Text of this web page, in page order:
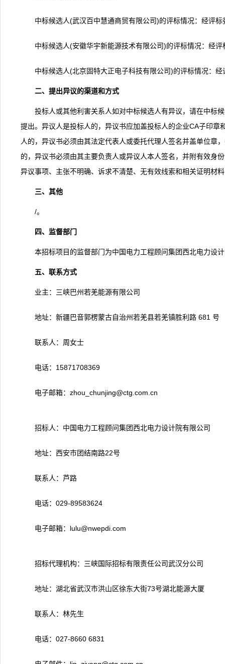
中标候选人(武汉百中慧通商贸有限公司)的评标情况：经评
中标候选人(安徽华宇新能源技术有限公司)的评标情况：经
中标候选人(北京固特大正电子科技有限公司)的评标情况：
二、提出异议的渠道和方式
投标人或其他利害关系人如对中标候选人有异议，请在中标
提出。异议人是投标人的，异议书应加盖投标人的企业CA子印
人的，异议书必须由其法定代表人或委托代理人签名并盖单位章
的，异议书必须由其主要负责人或异议人本人签名，并附有效身
异议事项、主张不明确、诉求不清楚、无有效线索和相关证明材
三、其他
/。
四、监督部门
本招标项目的监督部门为中国电力工程顾问集团西北电力设
五、联系方式
业主：三峡巴州若羌能源有限公司
地址：新疆巴音郭楞蒙古自治州若羌县若羌镇胜利路 681 号
联系人：周女士
电话：15871708369
电子邮箱：zhou_chunjing@ctg.com.cn
招标人：中国电力工程顾问集团西北电力设计院有限公司
地址：西安市团结南路22号
联系人：芦路
电话：029-89583624
电子邮箱：lulu@nwepdi.com
招标代理机构：三峡国际招标有限责任公司武汉分公司
地址：湖北省武汉市洪山区徐东大街73号湖北能源大厦
联系人：林先生
电话：027-8660 6831